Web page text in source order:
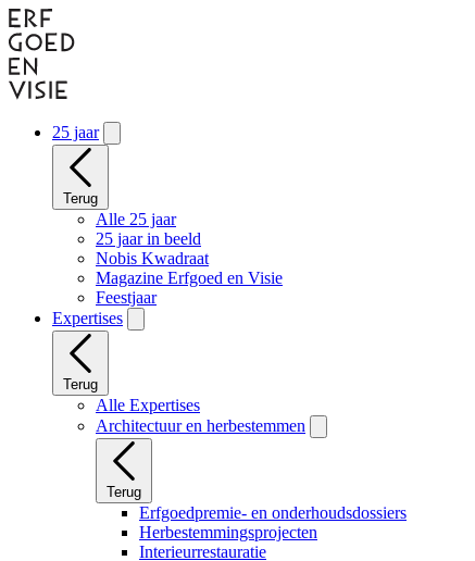
Naar
hoofdinhoud
gaan
25 jaar
Terug
Alle 25 jaar
25 jaar in beeld
Nobis Kwadraat
Magazine Erfgoed en Visie
Feestjaar
Expertises
Terug
Alle Expertises
Architectuur en herbestemmen
Terug
Erfgoedpremie- en onderhoudsdossiers
Herbestemmingsprojecten
Interieurrestauratie